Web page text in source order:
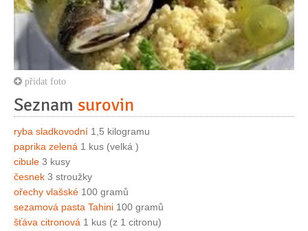
přidat foto
Seznam surovin
ryba sladkovodní 1,5 kilogramu
paprika zelená 1 kus (velká )
cibule 3 kusy
česnek 3 stroužky
ořechy vlašské 100 gramů
sezamová pasta Tahini 100 gramů
šťáva citronová 1 kus (z 1 citronu)